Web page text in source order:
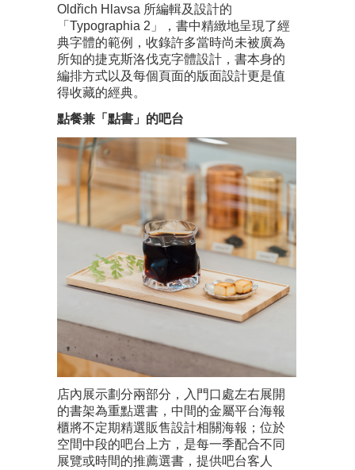
Oldřich Hlavsa 所編輯及設計的
「Typographia 2」，書中精緻地呈現了經
典字體的範例，收錄許多當時尚未被廣為
所知的捷克斯洛伐克字體設計，書本身的
編排方式以及每個頁面的版面設計更是值
得收藏的經典。
點餐兼「點書」的吧台
店內展示劃分兩部分，入門口處左右展開
的書架為重點選書，中間的金屬平台海報
櫃將不定期精選販售設計相關海報；位於
空間中段的吧台上方，是每一季配合不同
展覽或時間的推薦選書，提供吧台客人